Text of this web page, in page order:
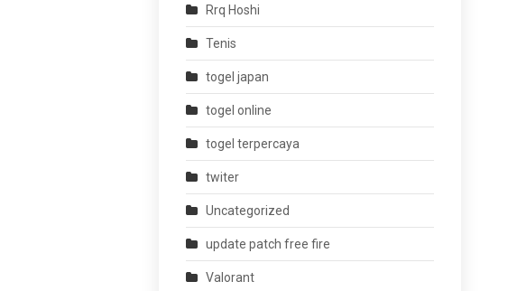
Rrq Hoshi
Tenis
togel japan
togel online
togel terpercaya
twiter
Uncategorized
update patch free fire
Valorant